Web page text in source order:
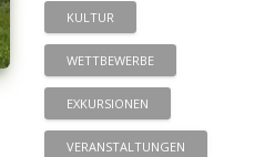
KULTUR
WETTBEWERBE
EXKURSIONEN
VERANSTALTUNGEN